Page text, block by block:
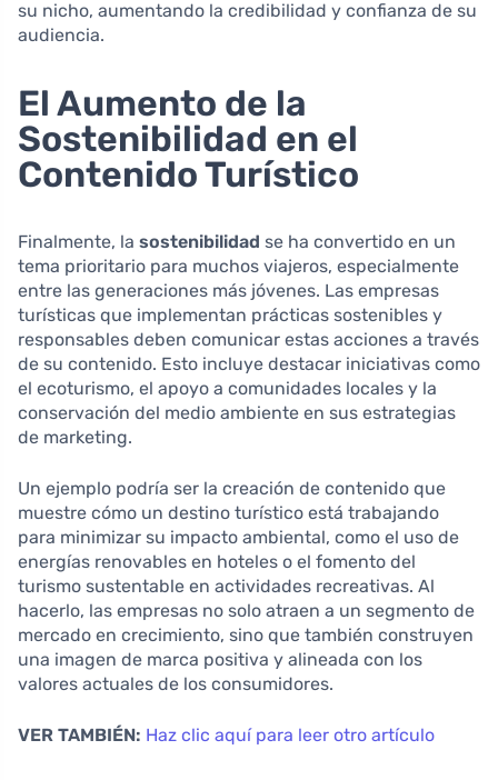
su nicho, aumentando la credibilidad y confianza de su
audiencia.
El Aumento de la
Sostenibilidad en el
Contenido Turístico
Finalmente, la sostenibilidad se ha convertido en un
tema prioritario para muchos viajeros, especialmente
entre las generaciones más jóvenes. Las empresas
turísticas que implementan prácticas sostenibles y
responsables deben comunicar estas acciones a través
de su contenido. Esto incluye destacar iniciativas como
el ecoturismo, el apoyo a comunidades locales y la
conservación del medio ambiente en sus estrategias
de marketing.
Un ejemplo podría ser la creación de contenido que
muestre cómo un destino turístico está trabajando
para minimizar su impacto ambiental, como el uso de
energías renovables en hoteles o el fomento del
turismo sustentable en actividades recreativas. Al
hacerlo, las empresas no solo atraen a un segmento de
mercado en crecimiento, sino que también construyen
una imagen de marca positiva y alineada con los
valores actuales de los consumidores.
VER TAMBIÉN: Haz clic aquí para leer otro artículo